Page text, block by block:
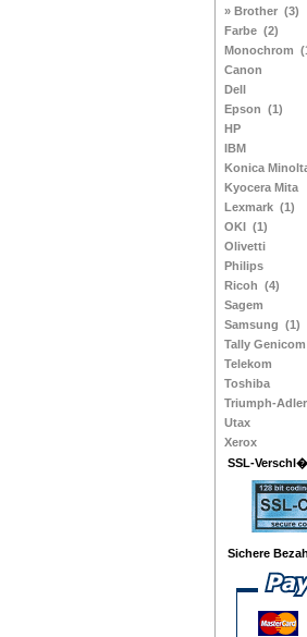
» Brother (3)
Farbe (2)
Monochrom
Canon
Dell
Epson (1)
HP
IBM
Konica
Kyocera Mita
Lexmark (1)
OKI (1)
Olivetti
Philips
Ricoh (4)
Sagem
Samsung (1)
Tally Genicom
Telekom
Toshiba
Triumph-Adler
Utax
Xerox
SSL-
Sichere